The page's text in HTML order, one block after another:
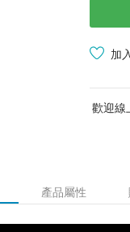
加
歡迎線
產品屬性